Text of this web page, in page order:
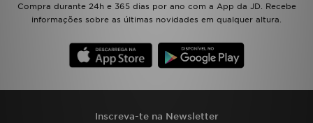
Compra durante 24h e 365 dias por ano com a App da JD. Recebe
informações sobre as últimas novidades em qualquer altura.
Inscreva-te na Newsletter